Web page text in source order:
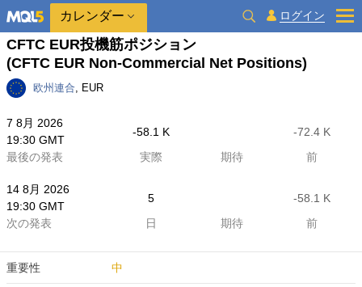
カレンダー ログイン
CFTC EUR投機筋ポジション
(CFTC EUR Non-Commercial Net Positions)
欧州連合, EUR
7 8月 2026
19:30 GMT
-58.1 K
-72.4 K
最後の発表
実際 期待 前
14 8月 2026
19:30 GMT
5
-58.1 K
次の発表
日 期待 前
重要性 中